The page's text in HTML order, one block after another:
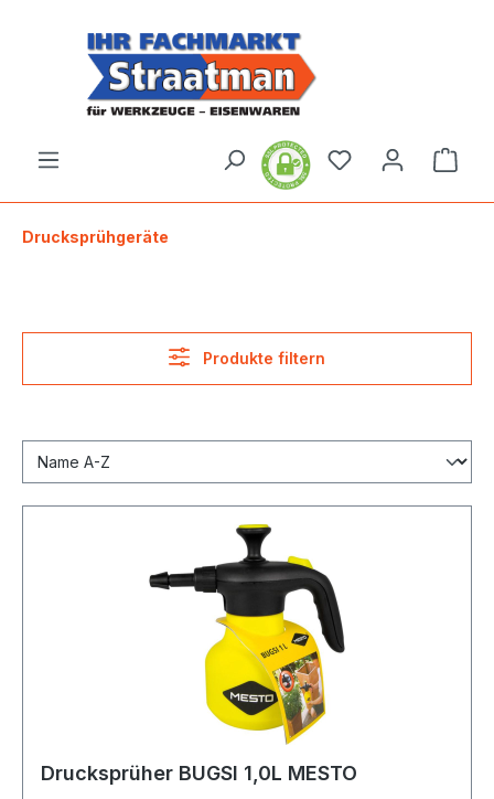
Drucksprühgeräte
Produkte filtern
Drucksprüher BUGSI 1,0L MESTO